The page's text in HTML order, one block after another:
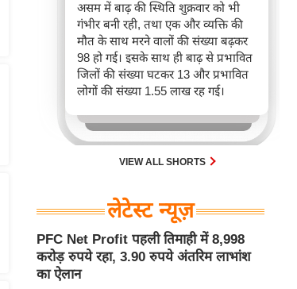
असम में बाढ़ की स्थिति शुक्रवार को भी
गंभीर बनी रही, तथा एक और व्यक्ति की
मौत के साथ मरने वालों की संख्या बढ़कर
98 हो गई। इसके साथ ही बाढ़ से प्रभावित
जिलों की संख्या घटकर 13 और प्रभावित
लोगों की संख्या 1.55 लाख रह गई।
VIEW ALL SHORTS
लेटेस्ट न्यूज़
PFC Net Profit पहली तिमाही में 8,998
करोड़ रुपये रहा, 3.90 रुपये अंतरिम लाभांश
का ऐलान